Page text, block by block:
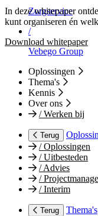
In deze whitepaper
kunt organiseren én
Download whitepaper
Zorgservice
/
Vebego Group
Oplossingen
Thema's
Kennis
Over ons
/Werken bij
Terug
/Oplossingen
/Uitbesteden
/Advies
/
/Interim
Terug
Thema's